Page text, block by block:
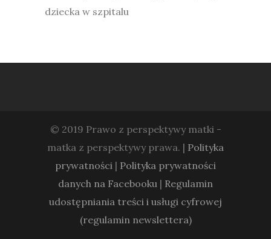
dziecka w szpitalu
© 2019 Prawo z perspektywy matki -
matka z perspektywy prawa. | Polityka
prywatności | Polityka prywatności
danych na Facebooku | Regulamin
udostępniania treści i usługi cyfrowej
(regulamin newslettera)